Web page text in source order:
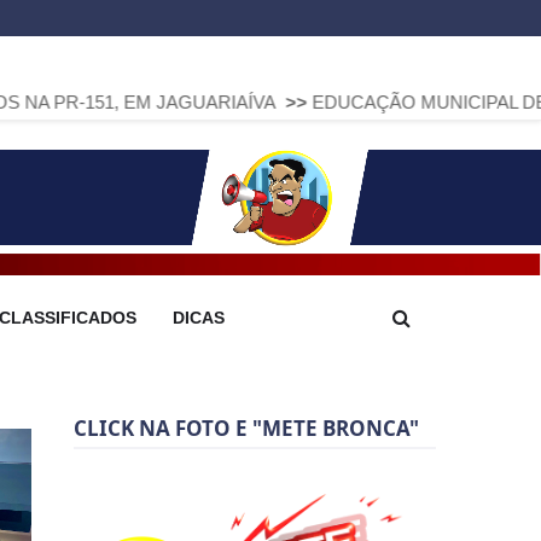
JAGUARIAÍVA >> EDUCAÇÃO MUNICIPAL DE ARAPOTI
CLASSIFICADOS DICAS
CLICK NA FOTO E "METE BRONCA"